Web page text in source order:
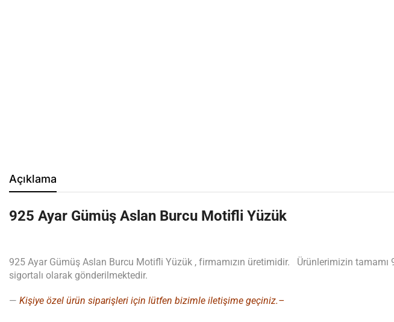
Açıklama
925 Ayar Gümüş Aslan Burcu Motifli Yüzük
925 Ayar Gümüş Aslan Burcu Motifli Yüzük , firmamızın üretimidir. Ürünlerimizin
sigortalı olarak gönderilmektedir.
— Kişiye özel ürün siparişleri için lütfen bizimle iletişime geçiniz.–